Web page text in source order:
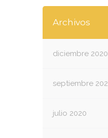
Archivos
diciembre 2020
septiembre
julio 2020